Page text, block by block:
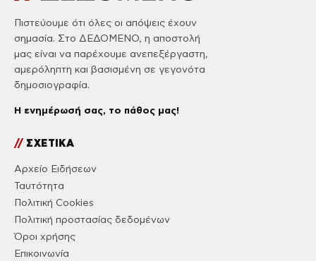
Πιστεύουμε ότι όλες οι απόψεις έχουν
σημασία. Στο ΔΕΔΟΜΕΝΟ, η αποστολή
μας είναι να παρέχουμε ανεπεξέργαστη,
αμερόληπτη και βασισμένη σε γεγονότα
δημοσιογραφία.
Η ενημέρωσή σας, το πάθος μας!
//ΣΧΕΤΙΚΑ
Αρχείο Ειδήσεων
Ταυτότητα
Πολιτική Cookies
Πολιτική προστασίας δεδομένων
Όροι χρήσης
Επικοινωνία